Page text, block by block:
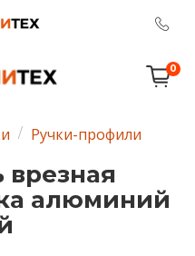
0
Ручки-профили
алюминий